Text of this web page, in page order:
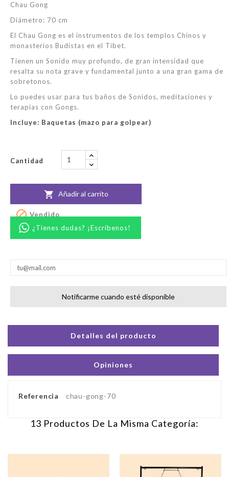
Chau Gong
Diámetro: 70 cm
El Chau Gong es el instrumentos de los templos Chinos y
monasterios Budistas en el Tibet.
Tienen un Sonido muy profundo, de gran intensidad que
resalta su nota grave y fundamental junto a una gran gama de
sobretonos.
Lo puedes usar para tus baños de Sonidos, meditaciones y
terapias con Gongs.
Incluye: Baquetas (mazo para golpear)
Cantidad
 Añadir al carrito
Vendido
¿Tienes dudas? ¡Escríbenos!
Notificarme cuando esté disponible
Detalles del producto
Opiniones
Referencia chau-gong-70
13 Productos De La Misma Categoría: